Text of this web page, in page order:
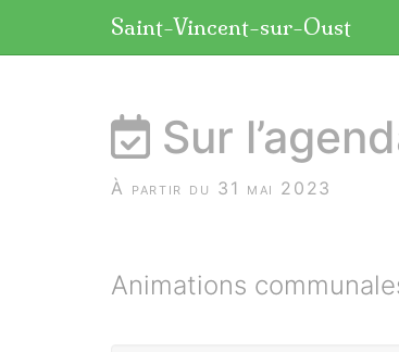
Saint-Vincent-sur-Oust
Sur
À partir du 31 mai 2023
Animations
Panneau de gestion des cookies